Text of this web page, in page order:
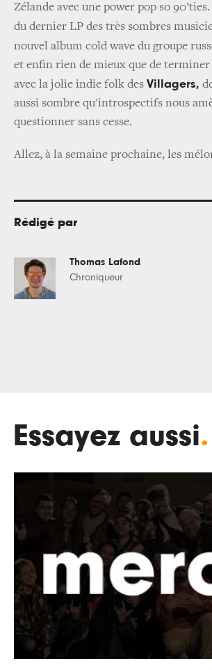
Zélande avec une power pop so
du dernier LP des très sombres
nouvel album cold wave du groupe
et enfin rien de mieux que de
avec la jolie indie folk des Villagers,
aussi sombre qu'introspectifs nous
questionner sans cesse.
Allez, à la semaine prochaine, les
Rédigé par
Thomas Lafond
Chroniqueur
Essayez aussi.